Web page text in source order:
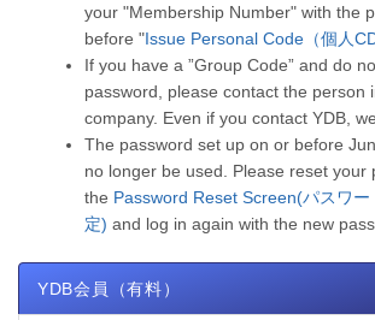
your "Membership Number" with the
before "Issue Personal Code（個人CD
If you have a ”Group Code” and do
password, please contact the person
company. Even if you contact YDB,
The password set up on or before
no longer be used. Please reset your
the Password Reset Screen(パスワー
定) and log in again with the new
YDB会員（有料）